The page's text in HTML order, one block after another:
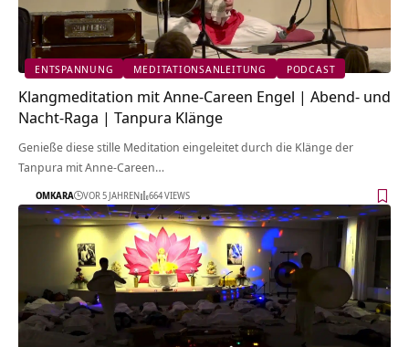
ENTSPANNUNG MEDITATIONSANLEITUNG PODCAST
Klangmeditation mit Anne-Careen Engel | Abend- und
Nacht-Raga | Tanpura Klänge
Genieße diese stille Meditation eingeleitet durch die Klänge der
Tanpura mit Anne-Careen…
OMKARA VOR 5 JAHREN 664 VIEWS